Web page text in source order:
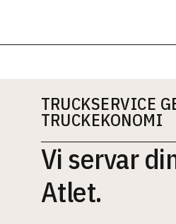
TRUCKSERVICE
TRUCKEKONOMI
Vi servar
Atlet.